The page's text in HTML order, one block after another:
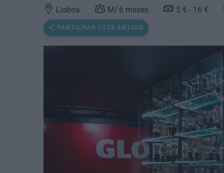
Lisboa 6 meses 5 € 16 €
PARTILHAR ESTE ARTIGO